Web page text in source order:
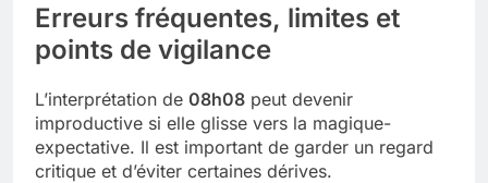
Erreurs fréquentes, limites et
points de vigilance
L’interprétation de 08h08 peut devenir
improductive si elle glisse vers la magique-
expectative. Il est important de garder un regard
critique et d’éviter certaines dérives.